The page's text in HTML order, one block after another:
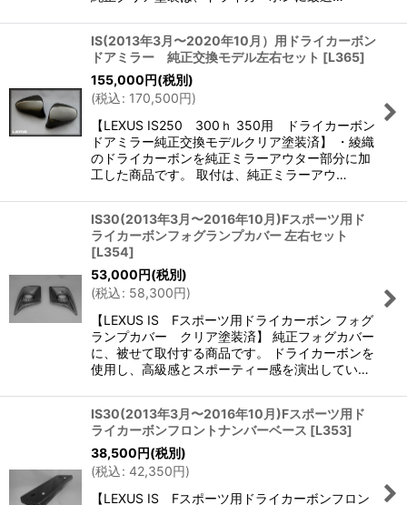
IS(2013年3月〜2020年10月）用ドライカーボン
ドアミラー 純正交換モデル左右セット [L365]
155,000円(税別)
(税込: 170,500円)
【LEXUS IS250 300ｈ 350用 ドライカーボン
ドアミラー純正交換モデルクリア塗装済】 ・綾織
のドライカーボンを純正ミラーアウター部分に加
工した商品です。 取付は、純正ミラーアウ…
IS30(2013年3月〜2016年10月)Fスポーツ用ド
ライカーボンフォグランプカバー 左右セット
[L354]
53,000円(税別)
(税込: 58,300円)
【LEXUS IS Fスポーツ用ドライカーボン フォグ
ランプカバー クリア塗装済】 純正フォグカバー
に、被せて取付する商品です。 ドライカーボンを
使用し、高級感とスポーティー感を演出してい…
IS30(2013年3月〜2016年10月)Fスポーツ用ド
ライカーボンフロントナンバーベース [L353]
38,500円(税別)
(税込: 42,350円)
【LEXUS IS Fスポーツ用ドライカーボンフロン